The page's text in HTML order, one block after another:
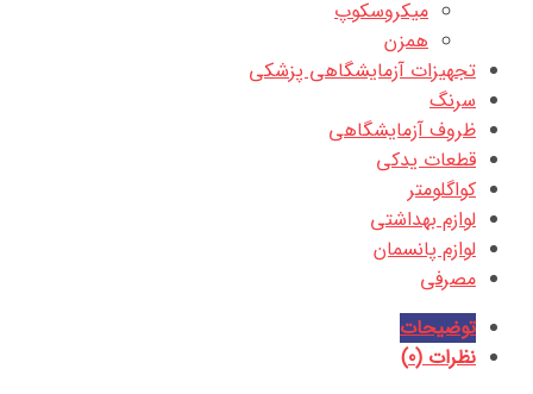
میکروسکوپ
همزن
تجهیزات آزمایشگاهی پزشکی
سرنگ
ظروف آزمایشگاهی
قطعات یدکی
کواگلومتر
لوازم بهداشتی
لوازم پانسمان
مصرفی
توضیحات
نظرات (0)